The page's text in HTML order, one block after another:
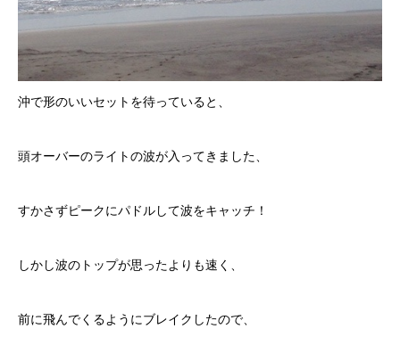
沖で形のいいセットを待っていると、
頭オーバーのライトの波が入ってきました、
すかさずピークにパドルして波をキャッチ！
しかし波のトップが思ったよりも速く、
前に飛んでくるようにブレイクしたので、